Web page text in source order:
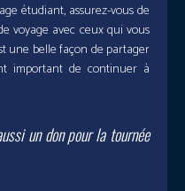
étudiant, assurez-vous de
voyage avec ceux qui vous
une belle façon de partager
important de continuer à
un don pour la tournée